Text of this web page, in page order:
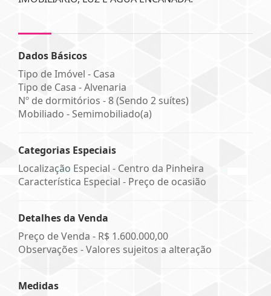
Dados Básicos
Tipo de Imóvel - Casa
Tipo de Casa - Alvenaria
Nº de dormitórios - 8 (Sendo 2 suítes)
Mobiliado - Semimobiliado(a)
Categorias Especiais
Localização Especial - Centro da Pinheira
Característica Especial - Preço de ocasião
Detalhes da Venda
Preço de Venda - R$ 1.600.000,00
Observações - Valores sujeitos a alteração
Medidas